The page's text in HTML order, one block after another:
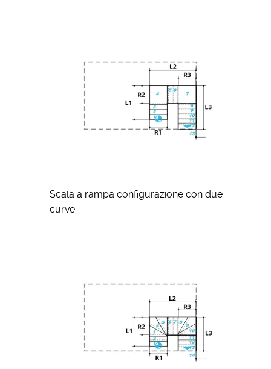
Scala a rampa configurazione con due
curve